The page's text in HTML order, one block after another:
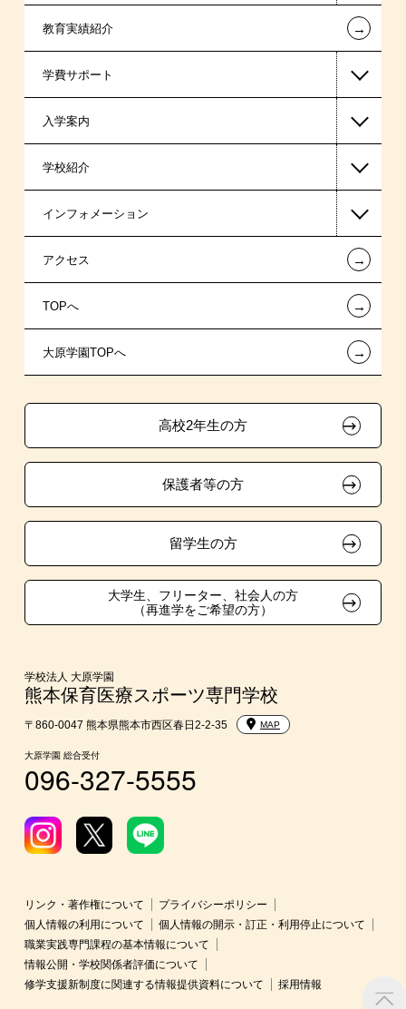
医療事務系
保育士・幼稚園教諭系
スポーツ系
教育実績紹介 ←
学費サポート
高等教育の修学支援新制度
日本学生支援機構の奨学金
国の教育ローン
提携教育ローン
保育士修学資金貸付制度
専門実践教育訓練給付金制度
資格・クラブ活動による特待生制度
入学案内
一般入学
指定校推薦入学
特別推薦入学
推薦入学
ボランティア・クラブ・
生徒会活動推薦入学
在校生・卒業生紹介推薦入学
大学生・短期大学生特別入学
東京経営大学への3年次編入学
入学前Web通信講座
大学・短期大学・公務員併願制度
学校紹介
在校生からあなたへ
夢を叶えた先輩たち
施設・研修所
学生寮・マンションのご案内
大原学園グループ案内
インフォメーション
お知らせ・新着情報
在校生へのお知らせ
各種証明書の発行ご希望の方
採用ご担当の方
アクセス ←
TOPへ ←
大原学園TOPへ ←
高校2年生の方
保護者等の方
留学生の方
大学生、フリーター、社会人の方
（再進学をご希望の方）
学校法人 大原学園
熊本保育医療スポーツ専門学校
〒860-0047 熊本県熊本市西区春日2-2-35 MAP
大原学園 総合受付
096-327-5555
リンク・著作権について
プライバシーポリシー
個人情報の利用について
個人情報の開示・訂正・利用停止について
職業実践専門課程の基本情報について
情報公開・学校関係者評価について
修学支援新制度に関連する情報提供資料について
採用情報